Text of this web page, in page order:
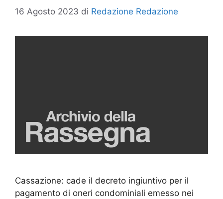
16 Agosto 2023 di Redazione Redazione
Cassazione: cade il decreto ingiuntivo per il
pagamento di oneri condominiali emesso nei